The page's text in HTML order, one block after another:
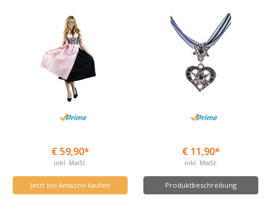
€ 59,90*
inkl. MwSt.
Jetzt bei Amazon kaufen
€ 11,90*
inkl. MwSt.
Produktbeschreibung